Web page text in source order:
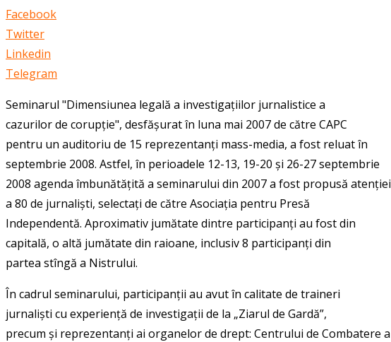
Facebook
Twitter
Linkedin
Telegram
Seminarul "Dimensiunea legală a investigațiilor jurnalistice a
cazurilor de corupție", desfășurat în luna mai 2007 de către CAPC
pentru un auditoriu de 15 reprezentanți mass-media, a fost reluat în
septembrie 2008. Astfel, în perioadele 12-13, 19-20 și 26-27 septembrie
2008 agenda îmbunătățită a seminarului din 2007 a fost propusă atenției
a 80 de jurnaliști, selectați de către Asociația pentru Presă
Independentă. Aproximativ jumătate dintre participanți au fost din
capitală, o altă jumătate din raioane, inclusiv 8 participanți din
partea stîngă a Nistrului.
În cadrul seminarului, participanții au avut în calitate de traineri
jurnaliști cu experiență de investigații de la „Ziarul de Gardă”,
precum și reprezentanți ai organelor de drept: Centrului de Combatere a